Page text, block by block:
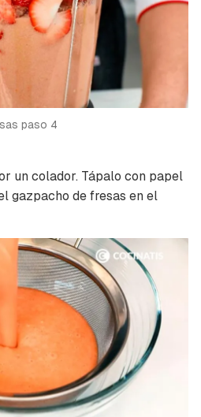
paso 4
un colador. Tápalo con papel
gazpacho de fresas en el